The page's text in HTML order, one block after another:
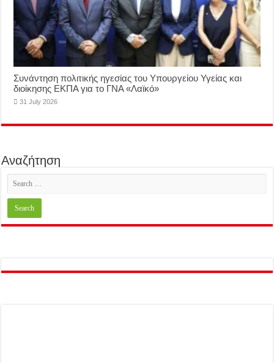
Συνάντηση πολιτικής ηγεσίας του Υπουργείου Υγείας και
διοίκησης ΕΚΠΑ για το ΓΝΑ «Λαϊκό»
31 July 2026
Αναζήτηση